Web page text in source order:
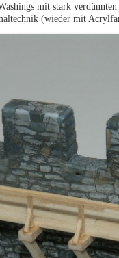
mit stark
(wieder mit